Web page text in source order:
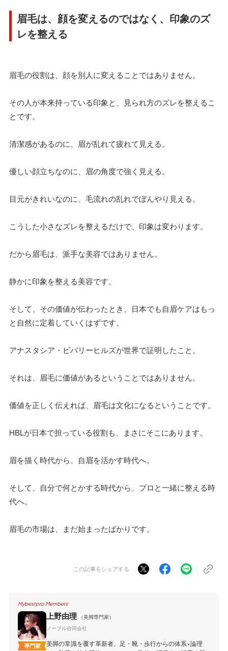
眉毛は、顔を変えるのではなく、印象のズ
レを整える
眉毛の役割は、顔を別人に変えることではありません。
その人が本来持っている印象と、見られ方のズレを整えるこ
とです。
清潔感があるのに、眉が乱れて疲れて見える。
優しい顔立ちなのに、眉の角度で強く見える。
目元がきれいなのに、毛流れの乱れでぼんやり見える。
こうした小さなズレを整えるだけで、印象は変わります。
だから眉毛は、派手な美容ではありません。
静かに印象を整える美容です。
そして、その価値が伝わったとき、日本でも自眉ケアはもっ
と自然に定着していくはずです。
アナスタシア・ビバリーヒルズが世界で証明したこと。
それは、眉毛に価値があるということではありません。
価値を正しく伝えれば、眉毛は文化になるということです。
HBLが日本で担っている役割も、まさにそこにあります。
眉を描く時代から、自眉を活かす時代へ。
そして、自分で何とかする時代から、プロと一緒に整える時
代へ。
眉毛の市場は、まだ始まったばかりです。
この記事をシェアする
Mybestpro Members
専門家
上野由理
（美脚専門家）
ノーブル合同会社
美脚の常識を覆す革新者。足・靴・歩行からの体系×論理